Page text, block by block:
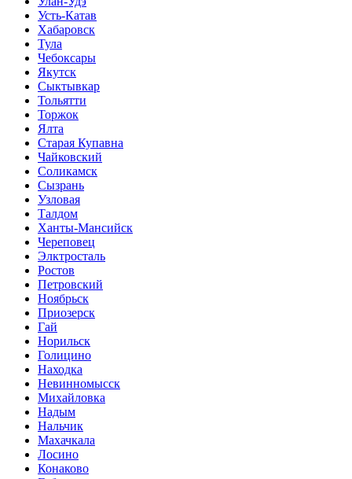
Усть-Катав
Хабаровск
Тула
Чебоксары
Якутск
Сыктывкар
Тольятти
Торжок
Ялта
Старая Купавна
Чайковский
Соликамск
Сызрань
Узловая
Талдом
Ханты-Мансийск
Череповец
Элктросталь
Ростов
Петровский
Ноябрьск
Приозерск
Гай
Норильск
Голицино
Находка
Невинномысск
Михайловка
Надым
Нальчик
Махачкала
Лосино
Конаково